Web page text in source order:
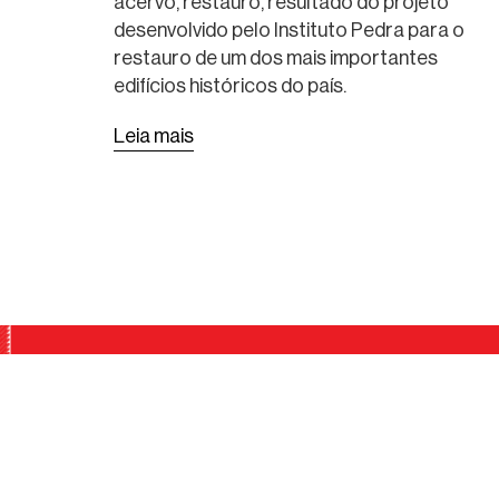
PUBLICAÇÃO
desenvolvido pelo Instituto Pedra para o
restauro de um dos mais importantes
edifícios históricos do país.
Leia mais